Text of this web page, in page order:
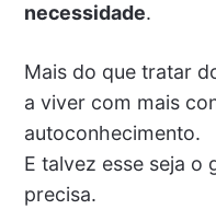
necessidade.
Mais do que tratar
a viver com mais
autoconhecimento.
E talvez esse seja o
precisa.